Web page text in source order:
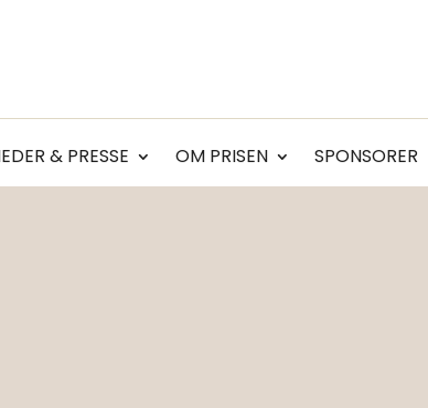
& PRESSE OM PRISEN SPONSORER